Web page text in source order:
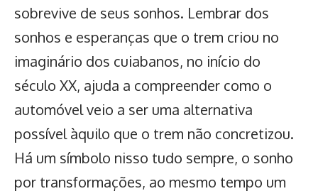
sobrevive de seus sonhos. Lembrar dos
sonhos e esperanças que o trem criou no
imaginário dos cuiabanos, no início do
século XX, ajuda a compreender como o
automóvel veio a ser uma alternativa
possível àquilo que o trem não concretizou.
Há um símbolo nisso tudo sempre, o sonho
por transformações, ao mesmo tempo um